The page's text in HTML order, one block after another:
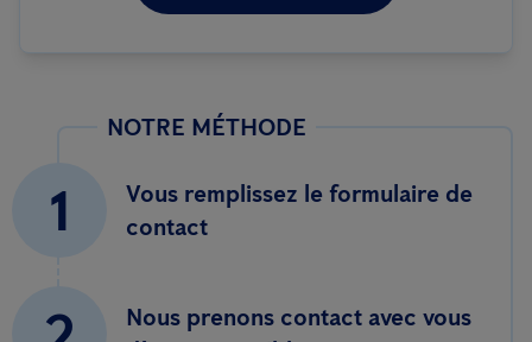
NOTRE MÉTHODE
1
Vous remplissez le formulaire de
contact
Nous prenons contact avec vous